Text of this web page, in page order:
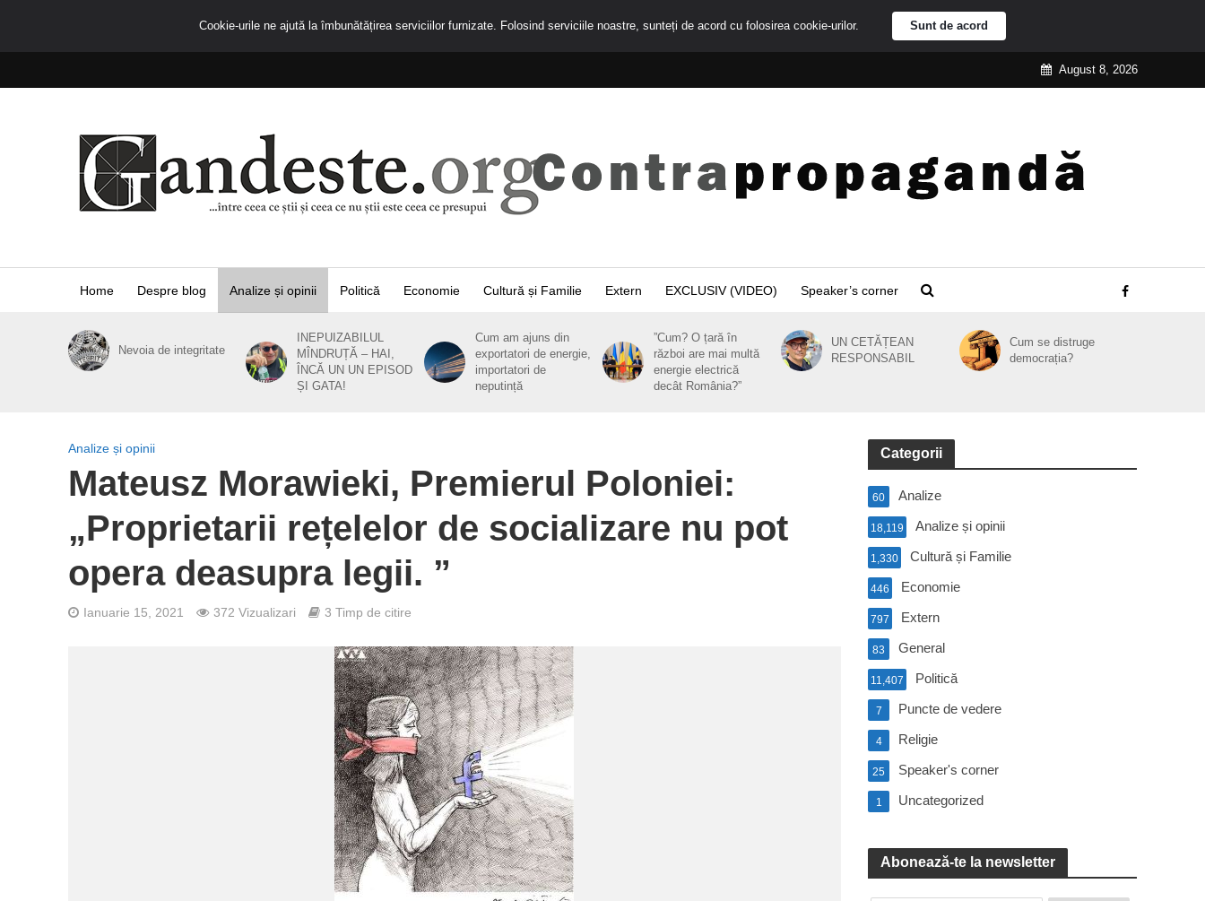
August 8, 2026
Home Despre blog Analize și opinii Politică Economie Cultură și Familie Extern EXCLUSIV (VIDEO) Speaker’s corner
Nevoia de integritate
INEPUIZABILUL
MÎNDRUȚĂ – HAI,
ÎNCĂ UN UN EPISOD
ȘI GATA!
Cum am ajuns din
exportatori de energie,
importatori de
neputință
”Cum? O țară în
război are mai multă
energie electrică
decât România?”
UN CETĂȚEAN
RESPONSABIL
Cum se distruge
democrația?
Analize și opinii
Mateusz Morawieki, Premierul Poloniei:
„Proprietarii rețelelor de socializare nu pot
opera deasupra legii. ”
Ianuarie 15, 2021 372 Vizualizari 3 Timp de citire
Categorii
Analize
60
Analize și opinii
18,119
Cultură și Familie
1,330
Economie
446
Extern
797
General
83
Politică
11,407
Puncte de vedere
7
Religie
4
Speaker's corner
25
Uncategorized
1
Abonează-te la newsletter
Cookie-urile ne ajută la îmbunătățirea serviciilor furnizate. Folosind serviciile noastre, sunteți de acord cu folosirea cookie-urilor. Sunt de acord